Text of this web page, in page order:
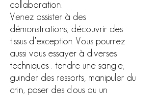
collaboration.
Venez assister à des
démonstrations, découvrir des
tissus d’exception. Vous pourrez
aussi vous essayer à diverses
techniques : tendre une sangle,
guinder des ressorts, manipuler du
crin, poser des clous ou un